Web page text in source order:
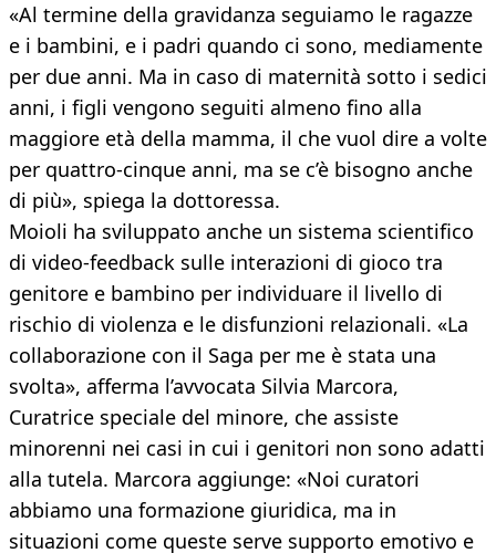
«Al termine della gravidanza seguiamo le ragazze
e i bambini, e i padri quando ci sono, mediamente
per due anni. Ma in caso di maternità sotto i sedici
anni, i figli vengono seguiti almeno fino alla
maggiore età della mamma, il che vuol dire a volte
per quattro-cinque anni, ma se c’è bisogno anche
di più», spiega la dottoressa.
Moioli ha sviluppato anche un sistema scientifico
di video-feedback sulle interazioni di gioco tra
genitore e bambino per individuare il livello di
rischio di violenza e le disfunzioni relazionali. «La
collaborazione con il Saga per me è stata una
svolta», afferma l’avvocata Silvia Marcora,
Curatrice speciale del minore, che assiste
minorenni nei casi in cui i genitori non sono adatti
alla tutela. Marcora aggiunge: «Noi curatori
abbiamo una formazione giuridica, ma in
situazioni come queste serve supporto emotivo e